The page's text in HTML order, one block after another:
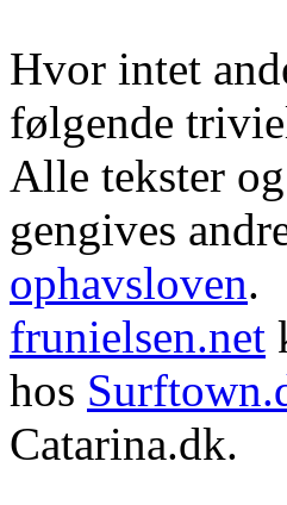
Hvor intet
følgende
Alle tekster
gengives
ophavsloven.
frunielsen.net
hos
Catarina.dk.